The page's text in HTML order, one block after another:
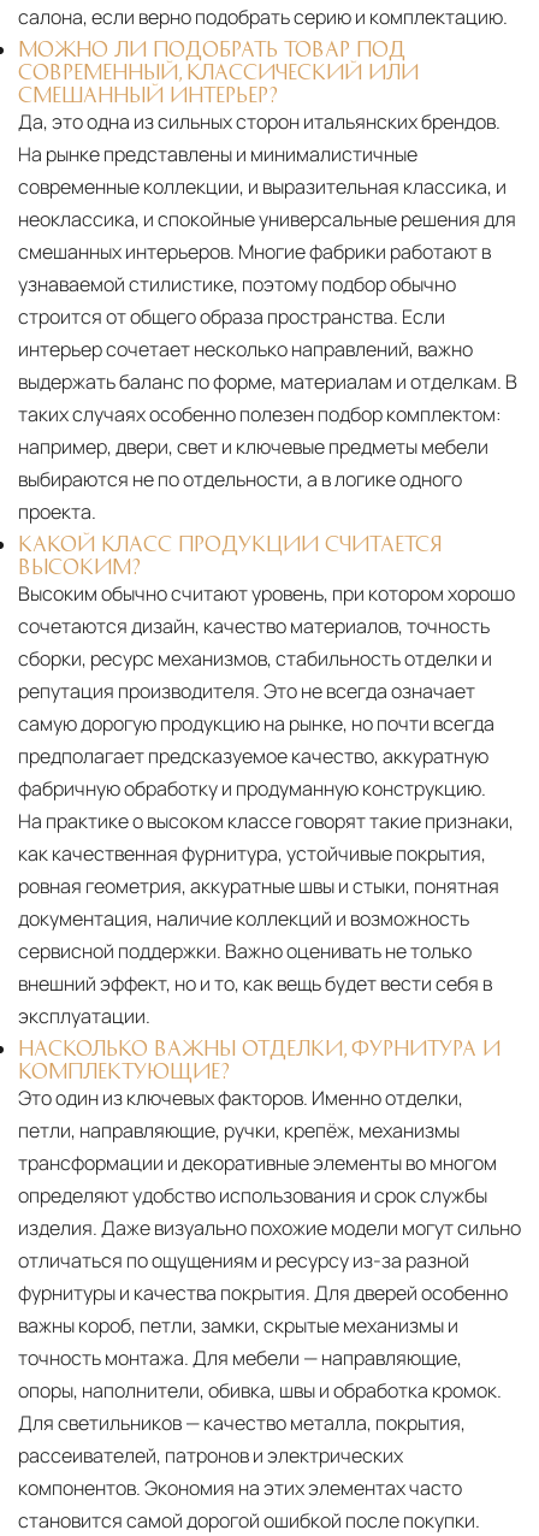
салона, если верно подобрать серию и комплектацию.
МОЖНО ЛИ ПОДОБРАТЬ ТОВАР ПОД
СОВРЕМЕННЫЙ, КЛАССИЧЕСКИЙ ИЛИ
СМЕШАННЫЙ ИНТЕРЬЕР?
Да, это одна из сильных сторон итальянских брендов.
На рынке представлены и минималистичные
современные коллекции, и выразительная классика, и
неоклассика, и спокойные универсальные решения для
смешанных интерьеров. Многие фабрики работают в
узнаваемой стилистике, поэтому подбор обычно
строится от общего образа пространства. Если
интерьер сочетает несколько направлений, важно
выдержать баланс по форме, материалам и отделкам. В
таких случаях особенно полезен подбор комплектом:
например, двери, свет и ключевые предметы мебели
выбираются не по отдельности, а в логике одного
проекта.
КАКОЙ КЛАСС ПРОДУКЦИИ СЧИТАЕТСЯ
ВЫСОКИМ?
Высоким обычно считают уровень, при котором хорошо
сочетаются дизайн, качество материалов, точность
сборки, ресурс механизмов, стабильность отделки и
репутация производителя. Это не всегда означает
самую дорогую продукцию на рынке, но почти всегда
предполагает предсказуемое качество, аккуратную
фабричную обработку и продуманную конструкцию.
На практике о высоком классе говорят такие признаки,
как качественная фурнитура, устойчивые покрытия,
ровная геометрия, аккуратные швы и стыки, понятная
документация, наличие коллекций и возможность
сервисной поддержки. Важно оценивать не только
внешний эффект, но и то, как вещь будет вести себя в
эксплуатации.
НАСКОЛЬКО ВАЖНЫ ОТДЕЛКИ, ФУРНИТУРА И
КОМПЛЕКТУЮЩИЕ?
Это один из ключевых факторов. Именно отделки,
петли, направляющие, ручки, крепёж, механизмы
трансформации и декоративные элементы во многом
определяют удобство использования и срок службы
изделия. Даже визуально похожие модели могут сильно
отличаться по ощущениям и ресурсу из-за разной
фурнитуры и качества покрытия. Для дверей особенно
важны короб, петли, замки, скрытые механизмы и
точность монтажа. Для мебели — направляющие,
опоры, наполнители, обивка, швы и обработка кромок.
Для светильников — качество металла, покрытия,
рассеивателей, патронов и электрических
компонентов. Экономия на этих элементах часто
становится самой дорогой ошибкой после покупки.